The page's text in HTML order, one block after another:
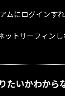
ムにログインす
ットサーフィン
たいかわから